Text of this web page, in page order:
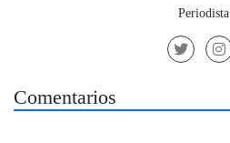
Periodista
Comentarios